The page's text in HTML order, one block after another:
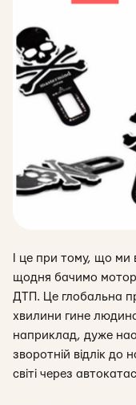
І це при тому, що ми
щодня бачимо
ДТП. Це глобальна
хвилини гине
наприклад, дуже
зворотній відлік до
світі через